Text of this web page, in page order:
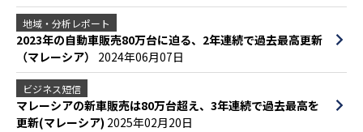
地域・分析レポート
2023年の自動車販売80万台に迫る、2年連続で過去最高更新
（マレーシア） 2024年06月07日
ビジネス短信
マレーシアの新車販売は80万台超え、3年連続で過去最高を
更新(マレーシア) 2025年02月20日